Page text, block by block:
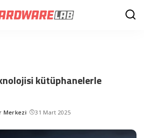
kütüphanelerle
Merkezi 31 Mart 2025